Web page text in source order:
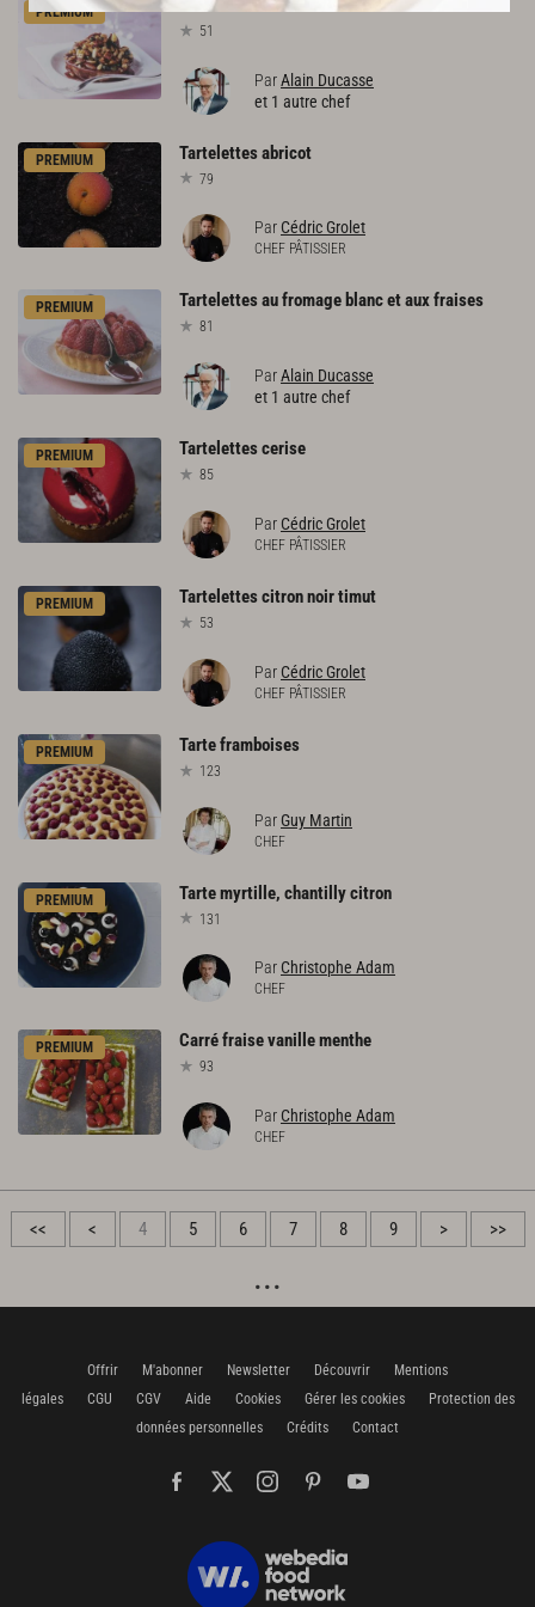
PREMIUM Mini-tartelettes choco-caramel
51
ParAlain Ducasse
et 1 autre chef
PREMIUM Tartelettesabricot
79
Par Cédric Grolet
CHEF PÂTISSIER
PREMIUM Tartelettesaufromage blancetauxfraises
81
ParAlain Ducasse
et 1 autre chef
PREMIUM Tartelettescerise
85
Par Cédric Grolet
CHEF PÂTISSIER
PREMIUM Tartelettescitronnoirtimut
53
Par Cédric Grolet
CHEF PÂTISSIER
PREMIUM Tarteframboises
123
ParGuy Martin
CHEF
PREMIUM Tartemyrtille, chantillycitron
131
Par Christophe Adam
CHEF
PREMIUM Carréfraisevanillementhe
93
Par Christophe Adam
CHEF
<< < 4 5 6 7 8 9 > >>
Offrir M'abonner Newsletter Découvrir
Mentions
légales
CGU CGV Aide Cookies Gérer les cookies
Protection des
données personnelles
Crédits Contact